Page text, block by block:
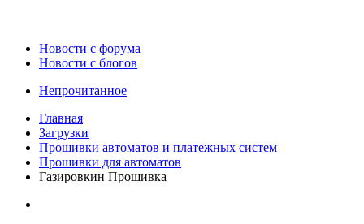
Новости c форума
Новости с блогов
Непрочитанное
Главная
Загрузки
Прошивки автоматов и платежных систем
Прошивки для автоматов
Газировкин Прошивка